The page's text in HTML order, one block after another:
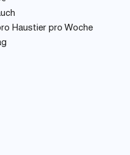
Haustier pro Woche